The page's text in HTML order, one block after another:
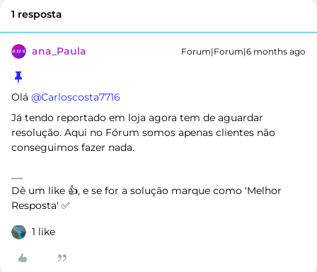
1 resposta
ana_Paula Forum|Forum|6 months ago
Olá ​ @Carloscosta7716
Já tendo reportado em loja agora tem de aguardar
resolução. Aqui no Fórum somos apenas clientes não
conseguimos fazer nada.
Dê um like 👍, e se for a solução marque como 'Melhor
Resposta' ✅
1 like